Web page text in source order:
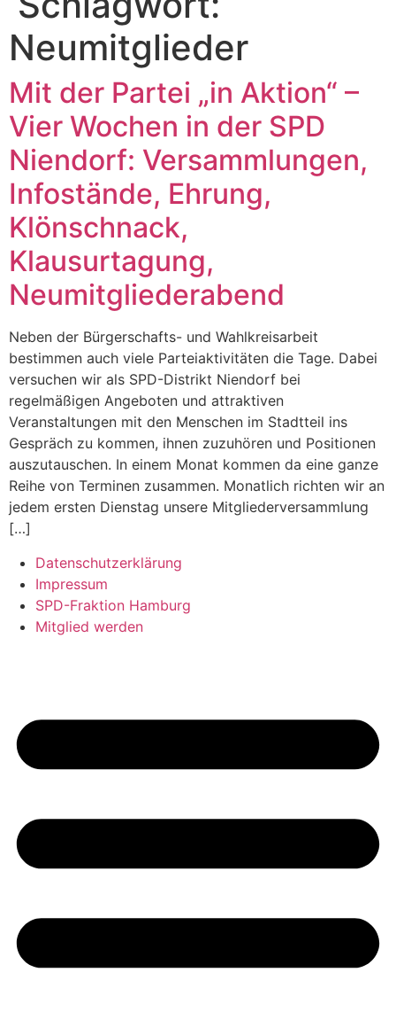
Neumitglieder
Mit der Partei „in Aktion“ –
Vier Wochen in der SPD
Niendorf: Versammlungen,
Infostände, Ehrung,
Klönschnack,
Klausurtagung,
Neumitgliederabend
Neben der Bürgerschafts- und Wahlkreisarbeit
bestimmen auch viele Parteiaktivitäten die Tage. Dabei
versuchen wir als SPD-Distrikt Niendorf bei
regelmäßigen Angeboten und attraktiven
Veranstaltungen mit den Menschen im Stadtteil ins
Gespräch zu kommen, ihnen zuzuhören und Positionen
auszutauschen. In einem Monat kommen da eine ganze
Reihe von Terminen zusammen. Monatlich richten wir an
jedem ersten Dienstag unsere Mitgliederversammlung
[…]
Datenschutzerklärung
Impressum
SPD-Fraktion Hamburg
Mitglied werden